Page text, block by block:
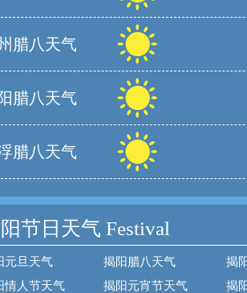
腊八天气
腊八天气
腊八天气
节日天气 Festival
元旦天气 揭阳腊八天气
揭
情人节天气
揭阳元宵节天气
揭